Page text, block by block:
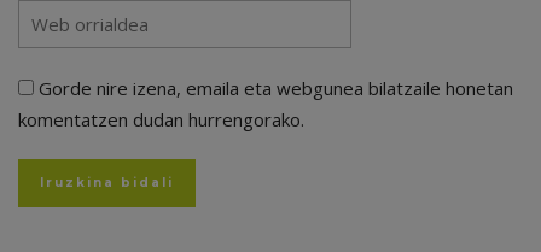
Gorde nire izena, emaila eta webgunea bilatzaile honetan
komentatzen dudan hurrengorako.